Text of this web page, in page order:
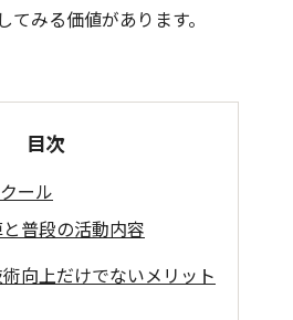
みる価値があります。
目次
ール
普段の活動内容
向上だけでないメリット